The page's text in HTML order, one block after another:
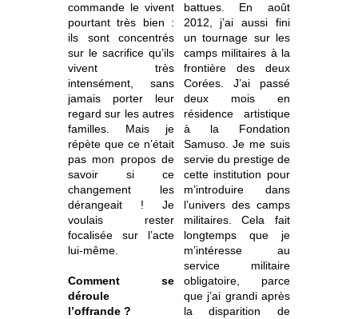
commande le vivent
pourtant très bien :
ils sont concentrés
sur le sacrifice qu’ils
vivent très
intensément, sans
jamais porter leur
regard sur les autres
familles. Mais je
répète que ce n’était
pas mon propos de
savoir si ce
changement les
dérangeait ! Je
voulais rester
focalisée sur l’acte
lui-même.
Comment se
déroule
l’offrande ?
battues. En août
2012, j’ai aussi fini
un tournage sur les
camps militaires à la
frontière des deux
Corées. J’ai passé
deux mois en
résidence artistique
à la Fondation
Samuso. Je me suis
servie du prestige de
cette institution pour
m’introduire dans
l’univers des camps
militaires. Cela fait
longtemps que je
m’intéresse au
service militaire
obligatoire, parce
que j’ai grandi après
la disparition de